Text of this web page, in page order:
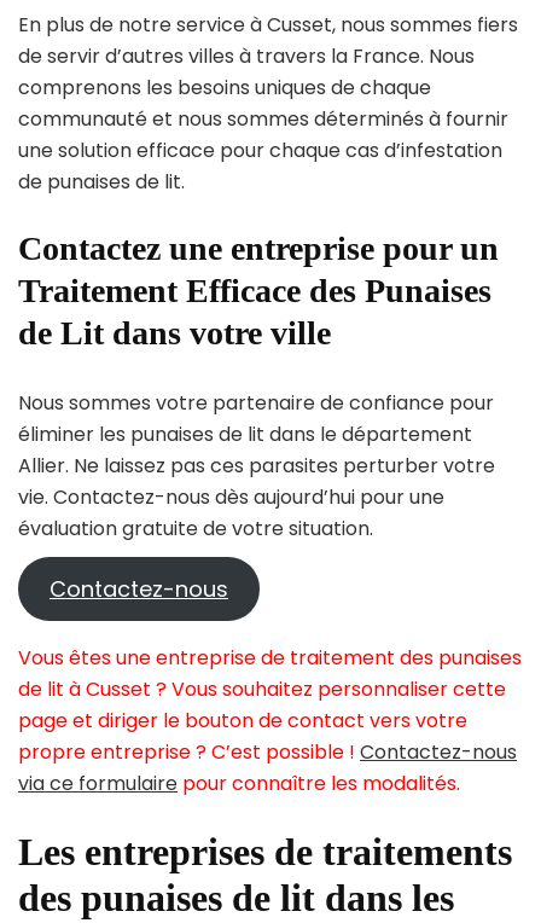
En plus de notre service à Cusset, nous sommes fiers
de servir d’autres villes à travers la France. Nous
comprenons les besoins uniques de chaque
communauté et nous sommes déterminés à fournir
une solution efficace pour chaque cas d’infestation
de punaises de lit.
Contactez une entreprise pour un
Traitement Efficace des Punaises
de Lit dans votre ville
Nous sommes votre partenaire de confiance pour
éliminer les punaises de lit dans le département
Allier. Ne laissez pas ces parasites perturber votre
vie. Contactez-nous dès aujourd’hui pour une
évaluation gratuite de votre situation.
Contactez-nous
Vous êtes une entreprise de traitement des punaises
de lit à Cusset ? Vous souhaitez personnaliser cette
page et diriger le bouton de contact vers votre
propre entreprise ? C’est possible ! Contactez-nous
via ce formulaire pour connaître les modalités.
Les entreprises de traitements
des punaises de lit dans les